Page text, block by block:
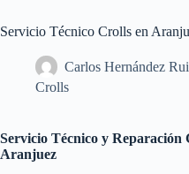
Servicio Técnico Crolls en
Carlos Hernández
Crolls
Servicio Técnico y Reparación
Aranjuez